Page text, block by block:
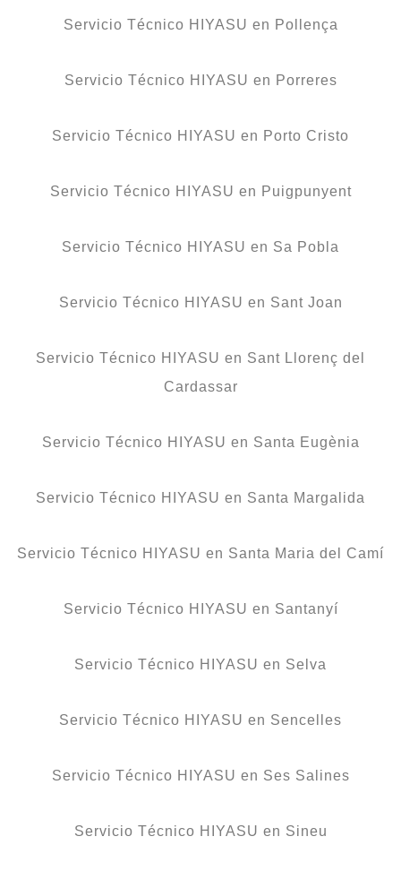
Servicio Técnico HIYASU en Pollença
Servicio Técnico HIYASU en Porreres
Servicio Técnico HIYASU en Porto Cristo
Servicio Técnico HIYASU en Puigpunyent
Servicio Técnico HIYASU en Sa Pobla
Servicio Técnico HIYASU en Sant Joan
Servicio Técnico HIYASU en Sant Llorenç del
Cardassar
Servicio Técnico HIYASU en Santa Eugènia
Servicio Técnico HIYASU en Santa Margalida
Servicio Técnico HIYASU en Santa Maria del Camí
Servicio Técnico HIYASU en Santanyí
Servicio Técnico HIYASU en Selva
Servicio Técnico HIYASU en Sencelles
Servicio Técnico HIYASU en Ses Salines
Servicio Técnico HIYASU en Sineu